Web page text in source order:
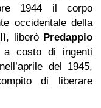
1944 il corpo
occidentale della
, liberò Predappio
costo di ingenti
del 1945,
di liberare